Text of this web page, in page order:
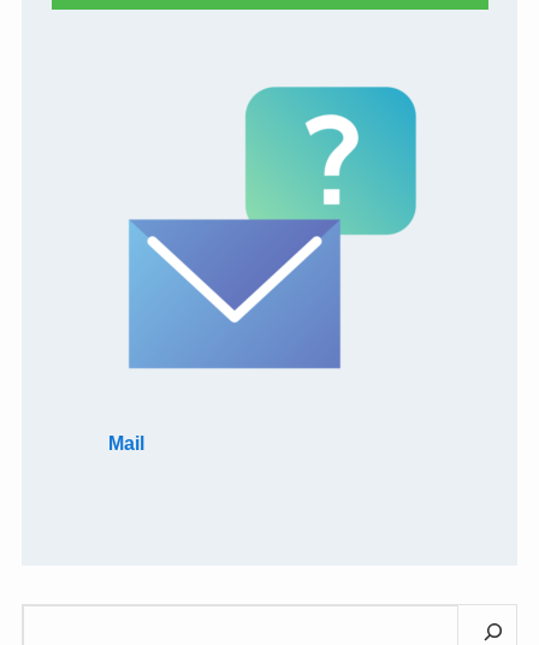
Mail